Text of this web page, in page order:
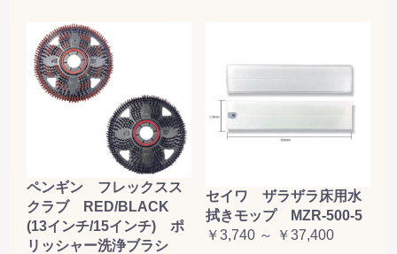
ペンギン フレックスス
クラブ RED/BLACK
(13インチ/15インチ) ポ
リッシャー洗浄ブラシ
セイワ ザラザラ床用水
拭きモップ MZR-500-5
￥3,740 ～ ￥37,400